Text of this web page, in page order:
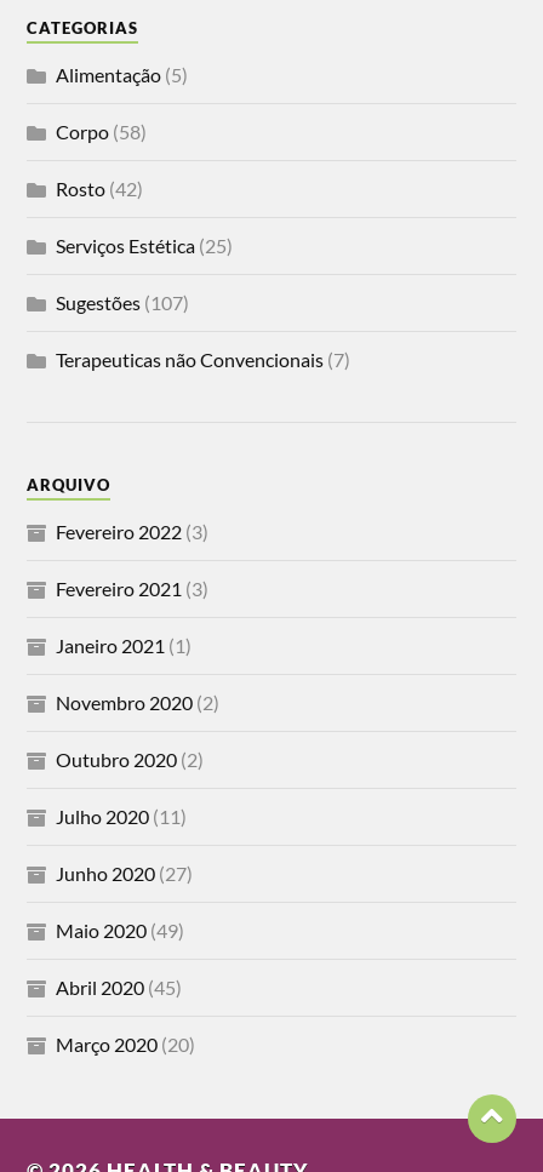
CATEGORIAS
Alimentação (5)
Corpo (58)
Rosto (42)
Serviços Estética (25)
Sugestões (107)
Terapeuticas não Convencionais (7)
ARQUIVO
Fevereiro 2022 (3)
Fevereiro 2021 (3)
Janeiro 2021 (1)
Novembro 2020 (2)
Outubro 2020 (2)
Julho 2020 (11)
Junho 2020 (27)
Maio 2020 (49)
Abril 2020 (45)
Março 2020 (20)